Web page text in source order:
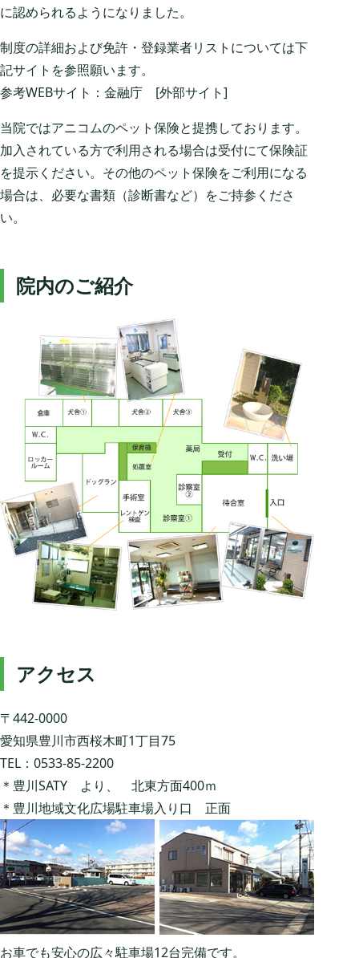
に認められるようになりました。
制度の詳細および免許・登録業者リストについては下
記サイトを参照願います。
参考WEBサイト： 金融庁 [外部サイト]
当院ではアニコムのペット保険と提携しております。
加入されている方で利用される場合は受付にて保険証
を提示ください。その他のペット保険をご利用になる
場合は、必要な書類（診断書など）をご持参くださ
い。
院内のご紹介
アクセス
〒442-0000
愛知県豊川市西桜木町1丁目75
TEL：0533-85-2200
＊豊川SATY より、 北東方面400ｍ
＊豊川地域文化広場駐車場入り口 正面
お車でも安心の広々駐車場12台完備です。